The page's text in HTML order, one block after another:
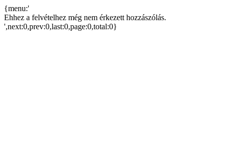
{menu:'
Ehhez a felvételhez még nem érkezett hozzászólás.
',next:0,prev:0,last:0,page:0,total:0}